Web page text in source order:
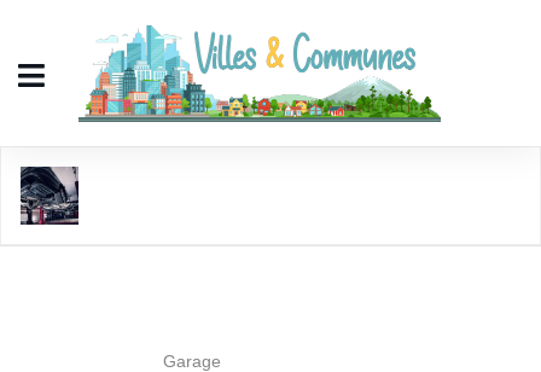
Garage